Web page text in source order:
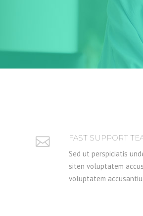
FAST SUPPORT
Sed ut perspiciatis
siten voluptatem
voluptatem